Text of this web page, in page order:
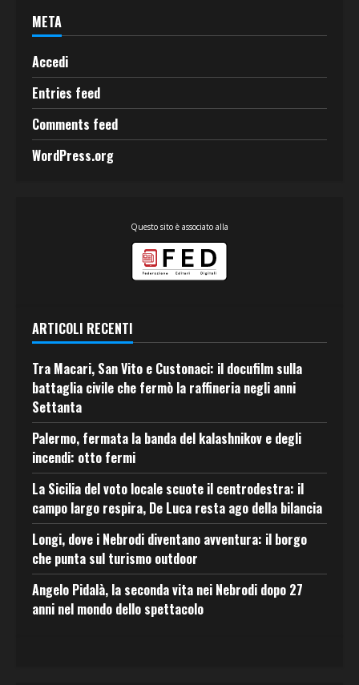
META
Accedi
Entries feed
Comments feed
WordPress.org
Questo sito è associato alla
ARTICOLI RECENTI
Tra Macari, San Vito e Custonaci: il docufilm sulla
battaglia civile che fermò la raffineria negli anni
Settanta
Palermo, fermata la banda del kalashnikov e degli
incendi: otto fermi
La Sicilia del voto locale scuote il centrodestra: il
campo largo respira, De Luca resta ago della bilancia
Longi, dove i Nebrodi diventano avventura: il borgo
che punta sul turismo outdoor
Angelo Pidalà, la seconda vita nei Nebrodi dopo 27
anni nel mondo dello spettacolo